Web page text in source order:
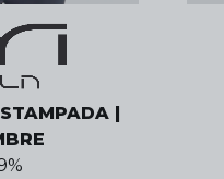
|
%